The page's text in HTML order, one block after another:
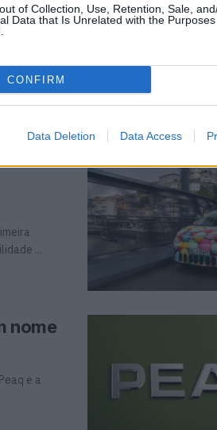
of Collection, Use, Retention, Sale,
Data that Is Unrelated with the
CONFIRM
Data Deletion Data Access
de
4.0 ou
e
...
nome
e a